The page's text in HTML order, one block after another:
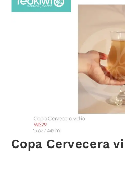
Copa Cervecera